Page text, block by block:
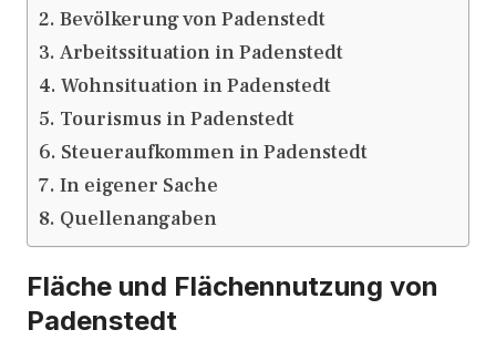
Bevölkerung von Padenstedt
Arbeitssituation in Padenstedt
Wohnsituation in Padenstedt
Tourismus in Padenstedt
Steueraufkommen in Padenstedt
In eigener Sache
Quellenangaben
Fläche und Flächennutzung von
Padenstedt